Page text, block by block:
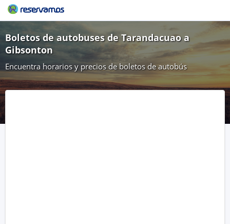
Boletos de autobuses de Tarandacuao a
Gibsonton
Encuentra horarios y precios de boletos de autobús